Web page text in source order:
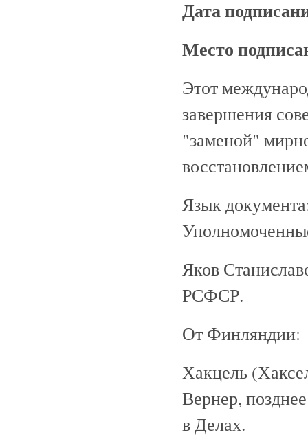
Дата
Место
Этот
завершения
"заменой"
Язык
Яков
РСФСР.
От Финляндии:
Хакцель
Вернер,
в Делах.